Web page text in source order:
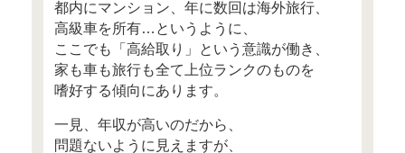
2017年も残りわずかとなりま
さて、今年もたくさんの女性
みなさんのご相談に乗らせて
が、